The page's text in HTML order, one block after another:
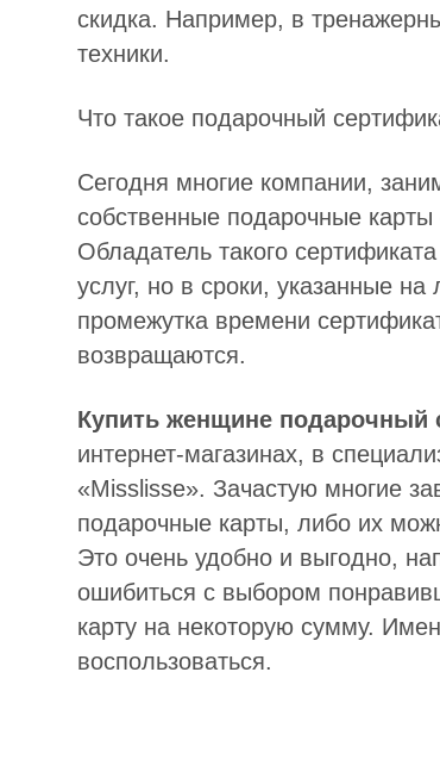
скидка. Например, в
техники.
Что такое подарочный
Сегодня многие компании,
собственные подарочные
Обладатель такого
услуг, но в сроки, указанные
промежутка времени
возвращаются.
Купить женщине подарочный
интернет-магазинах, в
«Misslisse». Зачастую многие
подарочные карты, либо их
Это очень удобно и выгодно,
ошибиться с выбором
карту на некоторую сумму.
воспользоваться.